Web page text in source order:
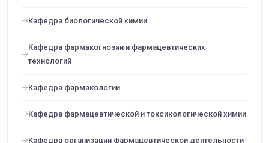
Кафедра биологической химии
Кафедра фармакогнозии и фармацевтических
технологий
Кафедра фармакологии
Кафедра фармацевтической и токсикологической химии
Кафедра организации фармацевтической деятельности